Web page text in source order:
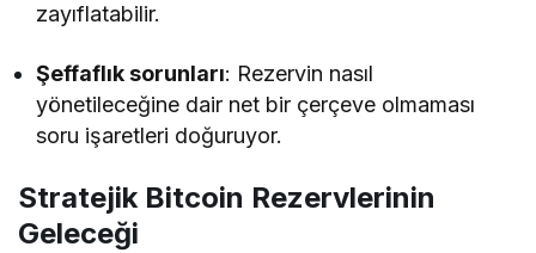
zayıflatabilir.
Şeffaflık sorunları: Rezervin nasıl
yönetileceğine dair net bir çerçeve olmaması
soru işaretleri doğuruyor.
Stratejik Bitcoin Rezervlerinin
Geleceği